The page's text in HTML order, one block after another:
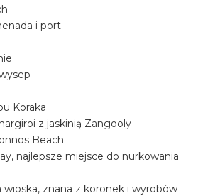
i port
Koraka
z jaskinią Zangooly
Beach
najlepsze miejsce do nurkowania
wioska, znana z koronek i wyrobów